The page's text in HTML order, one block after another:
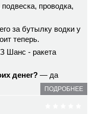
проводка,
за бутылку водки у
теперь.
Шанс - ракета
денег? — да
ПОДРОБНЕЕ